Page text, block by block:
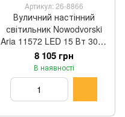
Артикул: 26-8866
Вуличний настінний
світильник Nowodvorski
Aria 11572 LED 15 Вт 3000
K чорний 30 × 30 × 7 см
8 105 грн
В наявності